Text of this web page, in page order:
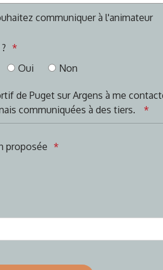
communiquer à l'animateur
Oui
Non
de Puget sur Argens à me
communiquées à des tiers.
proposée